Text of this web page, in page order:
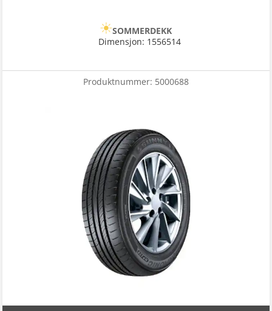
SOMMERDEKK
Dimensjon: 1556514
Produktnummer: 5000688